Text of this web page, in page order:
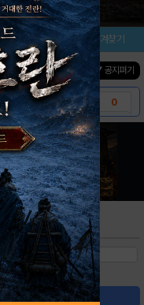
설치/평가 즐겨찾기
진행중인 이벤트0건 ▼ 공지펴기
0
글쓰기